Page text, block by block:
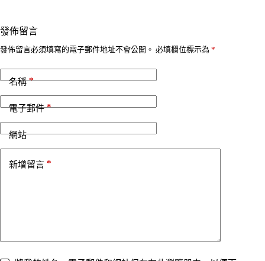
發佈留言
發佈留言必須填寫的電子郵件地址不會公開。 必填欄位標示為 *
名稱*
電子郵件*
網站
新增留言 *
A
t
e
t
i